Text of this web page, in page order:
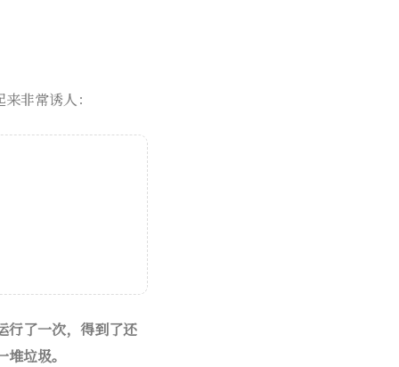
非常诱人：
行了一次，得到了还
垃圾。